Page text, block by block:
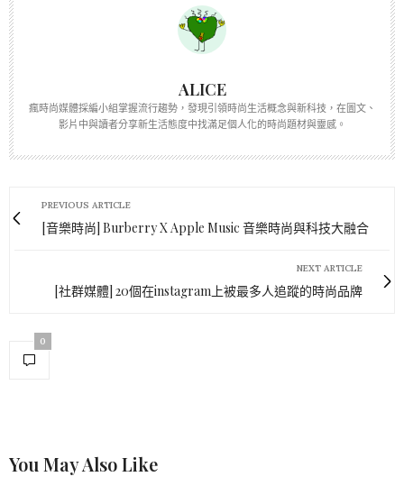
ALICE
瘋時尚媒體採編小組掌握流行趨勢，發現引領時尚生活概念與新科技，在圖文、
影片中與讀者分享新生活態度中找滿足個人化的時尚題材與靈感。
PREVIOUS ARTICLE
[音樂時尚] Burberry X Apple Music 音樂時尚與科技大融合
NEXT ARTICLE
[社群媒體] 20個在instagram上被最多人追蹤的時尚品牌
0
You May Also Like